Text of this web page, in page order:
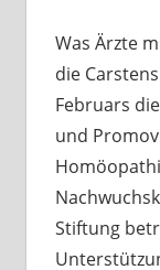
Was Ärzte
die
Februars
und
Stiftung